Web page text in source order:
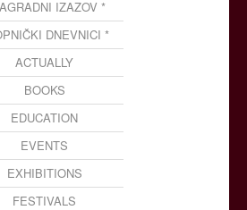
IZAZOV *
DNEVNICI *
ACTUALLY
BOOKS
EDUCATION
EVENTS
EXHIBITIONS
FESTIVALS